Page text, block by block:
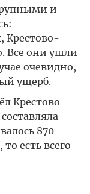
и
Крестово-
Все они ушли
очевидно,
ущерб.
Крестово-
870
есть всего